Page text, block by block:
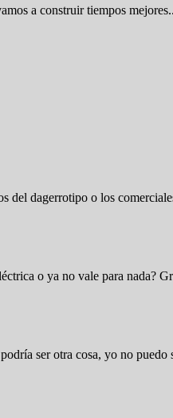
a construir tiempos
dagerrotipo o los
o ya no vale para nada?
ser otra cosa, yo no